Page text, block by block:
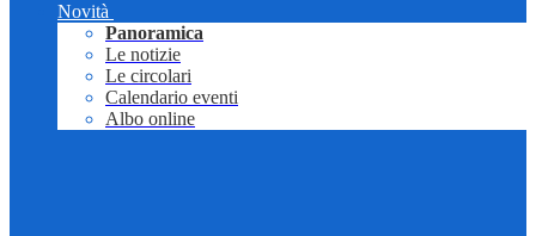
Novità
Panoramica
Le notizie
Le circolari
Calendario eventi
Albo online